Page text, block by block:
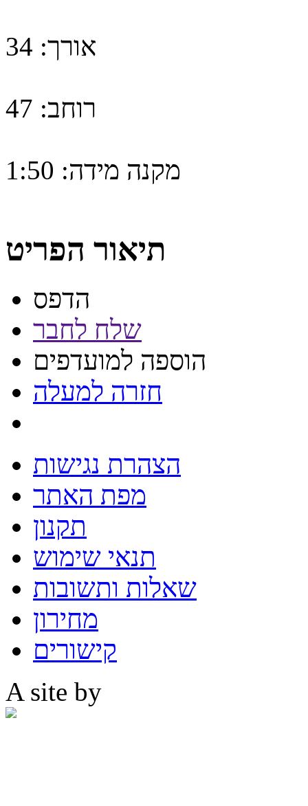
אורך: 34
רוחב: 47
מקנה מידה: 1:50
תיאור הפריט
הדפס
שלח לחבר
הוספה למועדפים
חזרה למעלה
הצהרת נגישות
מפת האתר
תקנון
תנאי שימוש
שאלות ותשובות
מחירון
קישורים
A site by